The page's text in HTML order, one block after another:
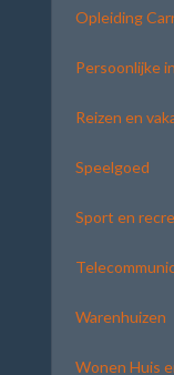
Opleiding
Persoonlijke
Reizen en
Speelgoed
Sport en
Warenhuizen
Wonen Huis